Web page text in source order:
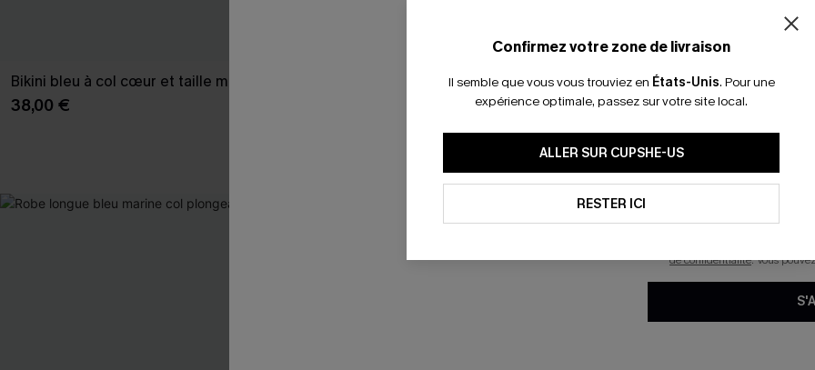
Bikini bleu à col cœur et taille moyenne
38,00 €
Bikini bleu taille haute à col V
Maillot de bain une pièce
couverture classique
Ventre plat
Confirmez votre zone de livraison
Il semble que vous vous trouviez en États-Unis. Pour une
expérience optimale, passez sur votre site local.
ALLER SUR CUPSHE-US
RESTER ICI
-15% dès 2
*Un code par
En soumettant votre adresse
mails marketing (y compris
reconnaissez avoir pris
pouvons utiliser les données
technologies de suivi, telles
savoir si ceux-ci ont été
personnaliser nos contenus
produits susceptibles de
de confidentialité. Vous